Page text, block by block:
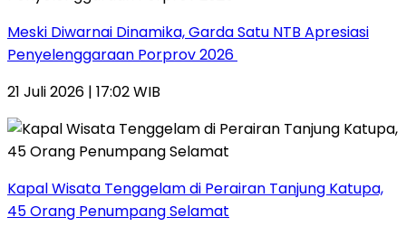
Meski Diwarnai Dinamika, Garda Satu NTB Apresiasi
Penyelenggaraan Porprov 2026 ‎
21 Juli 2026 | 17:02 WIB
Kapal Wisata Tenggelam di Perairan Tanjung Katupa,
45 Orang Penumpang Selamat